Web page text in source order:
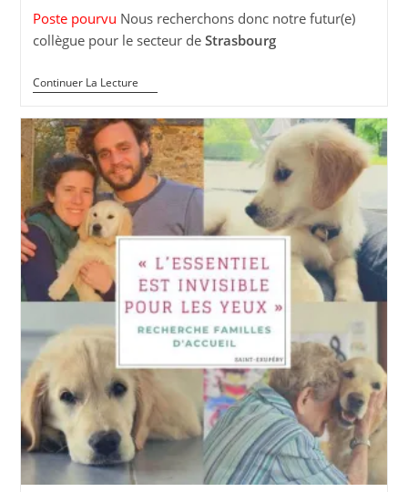
Poste pourvu Nous recherchons donc notre futur(e)
collègue pour le secteur de Strasbourg
Continuer La LecturePoste
Intervenant(e)
Animale
–
Strasbourg
(67)